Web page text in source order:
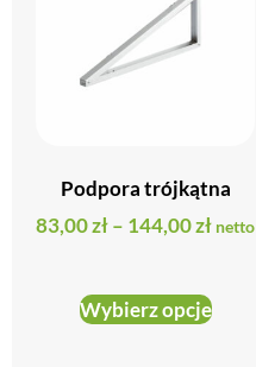
Podpora trójkątna
83,00zł– 144,00zł netto
Wybierz opcje